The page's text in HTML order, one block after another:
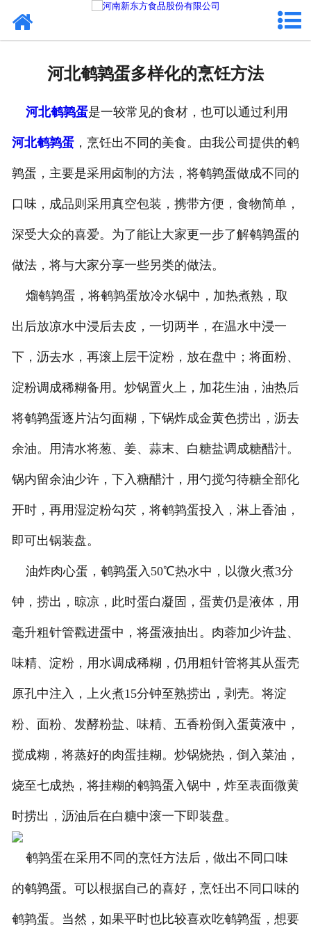
加入新东方
联系我们
河北鹌鹑蛋多样化的烹饪方法
河北鹌鹑蛋是一较常见的食材，也可以通过利用
河北鹌鹑蛋，烹饪出不同的美食。由我公司提供的鹌
鹑蛋，主要是采用卤制的方法，将鹌鹑蛋做成不同的
口味，成品则采用真空包装，携带方便，食物简单，
深受大众的喜爱。为了能让大家更一步了解鹌鹑蛋的
做法，将与大家分享一些另类的做法。
熘鹌鹑蛋，将鹌鹑蛋放冷水锅中，加热煮熟，取
出后放凉水中浸后去皮，一切两半，在温水中浸一
下，沥去水，再滚上层干淀粉，放在盘中；将面粉、
淀粉调成稀糊备用。炒锅置火上，加花生油，油热后
将鹌鹑蛋逐片沾匀面糊，下锅炸成金黄色捞出，沥去
余油。用清水将葱、姜、蒜末、白糖盐调成糖醋汁。
锅内留余油少许，下入糖醋汁，用勺搅匀待糖全部化
开时，再用湿淀粉勾芡，将鹌鹑蛋投入，淋上香油，
即可出锅装盘。
油炸肉心蛋，鹌鹑蛋入50℃热水中，以微火煮3分
钟，捞出，晾凉，此时蛋白凝固，蛋黄仍是液体，用
毫升粗针管戳进蛋中，将蛋液抽出。肉蓉加少许盐、
味精、淀粉，用水调成稀糊，仍用粗针管将其从蛋壳
原孔中注入，上火煮15分钟至熟捞出，剥壳。将淀
粉、面粉、发酵粉盐、味精、五香粉倒入蛋黄液中，
搅成糊，将蒸好的肉蛋挂糊。炒锅烧热，倒入菜油，
烧至七成热，将挂糊的鹌鹑蛋入锅中，炸至表面微黄
时捞出，沥油后在白糖中滚一下即装盘。
鹌鹑蛋在采用不同的烹饪方法后，做出不同口味
的鹌鹑蛋。可以根据自己的喜好，烹饪出不同口味的
鹌鹑蛋。当然，如果平时也比较喜欢吃鹌鹑蛋，想要